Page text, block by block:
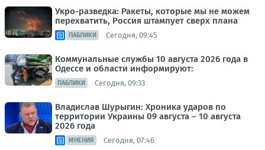
Укро-разведка: Ракеты, которые мы не можем
перехватить, Россия штампует сверх плана
ПАБЛИКИ Сегодня, 09:45
Коммунальные службы 10 августа 2026 года в
Одессе и области информируют:
ПАБЛИКИ Сегодня, 09:33
Владислав Шурыгин: Хроника ударов по
территории Украины 09 августа – 10 августа
2026 года
МНЕНИЯ Сегодня, 07:46